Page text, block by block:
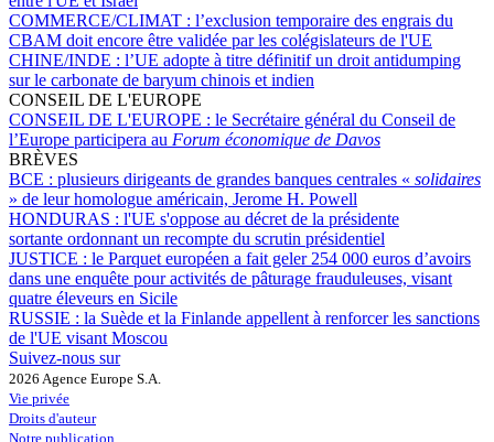
COMMERCE/CLIMAT : l’exclusion temporaire des engrais du
CBAM doit encore être validée par les colégislateurs de l'UE
CHINE/INDE : l’UE adopte à titre définitif un droit antidumping
sur le carbonate de baryum chinois et indien
CONSEIL DE L'EUROPE
CONSEIL DE L'EUROPE : le Secrétaire général du Conseil de
l’Europe participera au Forum économique de Davos
BRÈVES
BCE : plusieurs dirigeants de grandes banques centrales « solidaires
» de leur homologue américain, Jerome H. Powell
HONDURAS : l'UE s'oppose au décret de la présidente
sortante ordonnant un recompte du scrutin présidentiel
JUSTICE : le Parquet européen a fait geler 254 000 euros d’avoirs
dans une enquête pour activités de pâturage frauduleuses, visant
quatre éleveurs en Sicile
RUSSIE : la Suède et la Finlande appellent à renforcer les sanctions
de l'UE visant Moscou
Suivez-nous sur
2026 Agence Europe S.A.
Vie privée
Droits d'auteur
Notre publication